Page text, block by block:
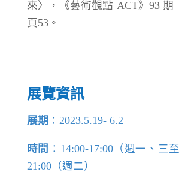
來〉，《藝術觀點 ACT》93 期
頁53。
展覽資訊
展期 ：2023.5.19- 6.2
時間 ：14:00-17:00（週一、三
21:00（週二）